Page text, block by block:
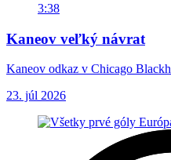
3:38
Kaneov veľký návrat
Kaneov odkaz v Chicago
23. júl 2026